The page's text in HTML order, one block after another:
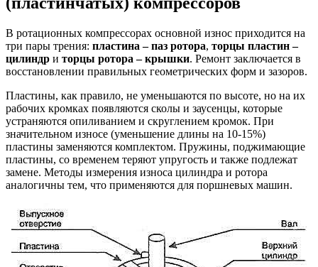
В ротационных компрессорах основной износ приходится на
три пары трения: пластина – паз ротора, торцы пластин –
цилиндр и торцы ротора – крышки. Ремонт заключается в
восстановлении правильных геометрических форм и зазоров.
Пластины, как правило, не уменьшаются по высоте, но на их
рабочих кромках появляются сколы и заусенцы, которые
устраняются опиливанием и скруглением кромок. При
значительном износе (уменьшение длины на 10-15%)
пластины заменяются комплектом. Пружины, поджимающие
пластины, со временем теряют упругость и также подлежат
замене. Методы измерения износа цилиндра и ротора
аналогичны тем, что применяются для поршневых машин.